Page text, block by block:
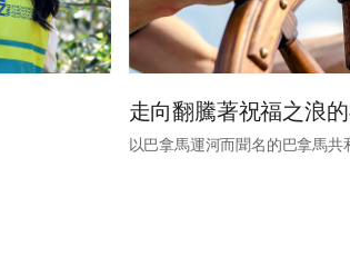
走向翻騰著祝福之浪
以巴拿馬運河而聞名的巴拿馬共和